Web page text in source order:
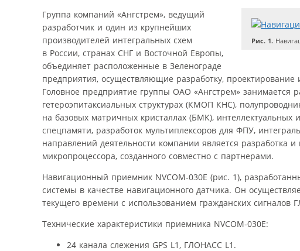
Рис. 1.
Группа компаний «Ангстрем», ведущий
разработчик и один из крупнейших
производителей интегральных схем
в России, странах СНГ и Восточной Европы,
объединяет расположенные в Зеленограде
предприятия, осуществляющие разработку,
Головное предприятие группы ОАО «Ангстрем»
гетероэпитаксиальных структурах (КМОП КНС),
на базовых матричных кристаллах (БМК),
спецпамяти, разработок мультиплексоров для ФПУ,
направлений деятельности компании является разработка
микропроцессора, созданного совместно с партнерами.
Навигационный приемник NVCOM-030E (рис. 1),
системы в качестве навигационного датчика. Он
текущего времени с использованием гражданских сигналов
Технические характеристики приемника NVCOM-030E:
24 канала слежения GPS L1, ГЛОНАСС L1.